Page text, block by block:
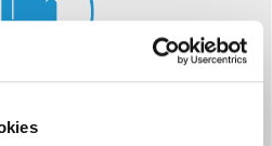
HORIZONTAL